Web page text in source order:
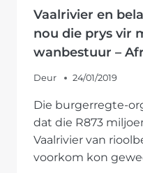
Vaalrivier en
nou die prys vir
wanbestuur –
Deur 24/01/2019
Die burgerregte-
dat die R873
Vaalrivier van
voorkom kon